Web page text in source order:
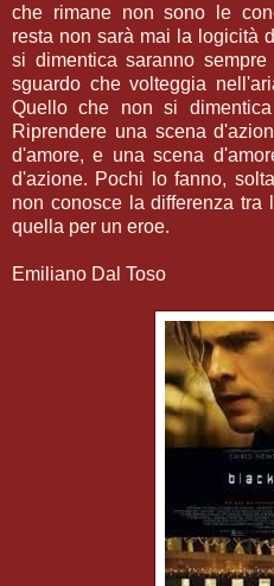
che rimane non sono le
resta non sarà mai la logicità
si dimentica saranno
sguardo che volteggia
Quello che non si
Riprendere una scena
d'amore, e una scena
d'azione. Pochi lo fanno,
non conosce la differenza
quella per un eroe.
Emiliano Dal Toso